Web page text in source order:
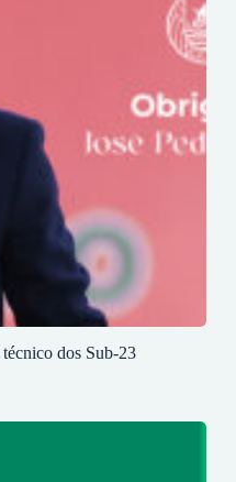
dos Sub-23